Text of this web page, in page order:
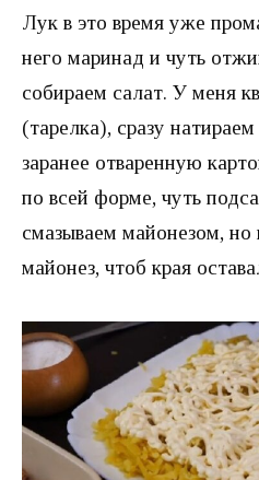
Лук в это время уже
него маринад и чуть
собираем салат. У меня
(тарелка), сразу
заранее отваренную
по всей форме, чуть
смазываем майонезом, но
майонез, чтоб края